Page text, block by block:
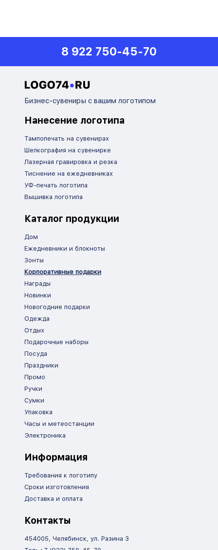
8 922 750-45-70
Бизнес-сувениры с вашим логотипом
Нанесение логотипа
Тампопечать на сувенирах
Шелкография на сувенирке
Лазерная гравировка и резка
Тиснение на ежедневниках
УФ-печать логотипа
Вышивка логотипа
Каталог продукции
Дом
Ежедневники и блокноты
Зонты
Корпоративные подарки
Награды
Новинки
Новогодние подарки
Одежда
Отдых
Подарочные наборы
Посуда
Праздники
Промо
Ручки
Сумки
Упаковка
Часы и метеостанции
Электроника
Информация
Требования к логотипу
Сроки изготовления
Доставка и оплата
Контакты
454005, Челябинск, ул. Разина 3